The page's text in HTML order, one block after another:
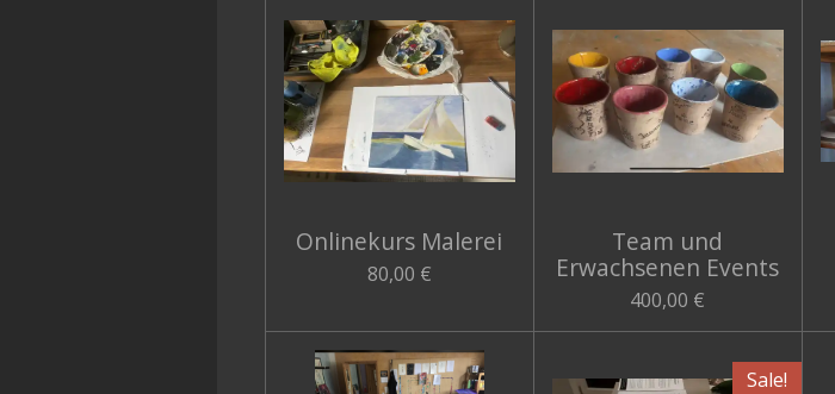
Onlinekurs Malerei
80,00 €
Team und
Erwachsenen Events
400,00 €
Sale!